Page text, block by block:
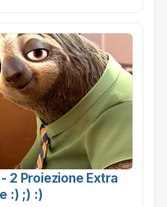
2 Proiezione Extra
:) ;) :)